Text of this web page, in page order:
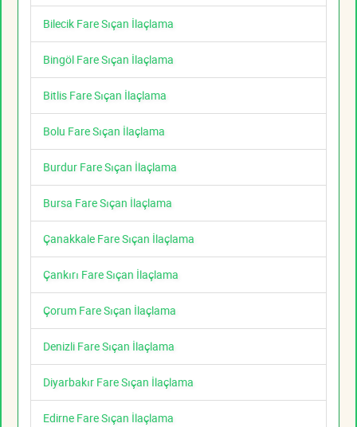
Bilecik Fare Sıçan İlaçlama
Bingöl Fare Sıçan İlaçlama
Bitlis Fare Sıçan İlaçlama
Bolu Fare Sıçan İlaçlama
Burdur Fare Sıçan İlaçlama
Bursa Fare Sıçan İlaçlama
Çanakkale Fare Sıçan İlaçlama
Çankırı Fare Sıçan İlaçlama
Çorum Fare Sıçan İlaçlama
Denizli Fare Sıçan İlaçlama
Diyarbakır Fare Sıçan İlaçlama
Edirne Fare Sıçan İlaçlama